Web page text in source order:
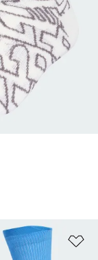
dei desideri